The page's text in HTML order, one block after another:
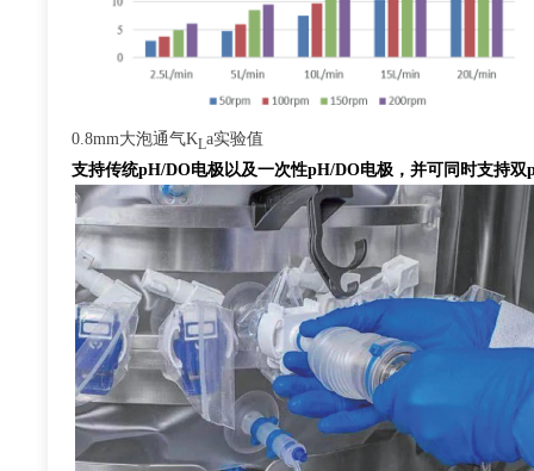
0.8mm大泡通气KLa实验值
支持传统pH/DO电极以及一次性pH/DO电极，并可同时支持双